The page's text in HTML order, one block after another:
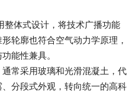
整体式设计，将技术广播功能
轮廓也符合空气动力学原理，
能性兼具。
常采用玻璃和光滑混凝土，代
分段式外观，转向统一的高科